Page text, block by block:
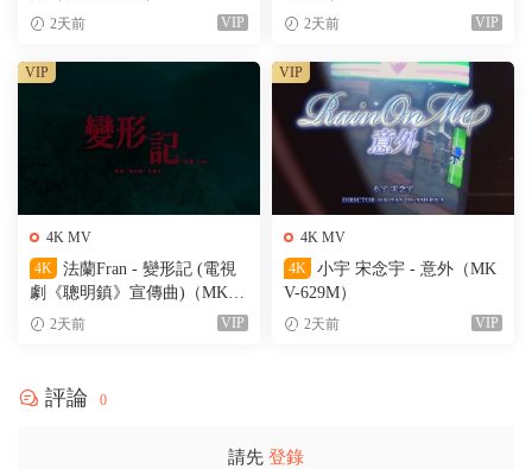
2天前 VIP 2天前 VIP
4K MV
4K
法蘭Fran - 變形記 (電視
劇《聰明鎮》宣傳曲)（MKV-
205M）
2天前 VIP
VIP
4K MV
4K
小宇 宋念宇 - 意外（MK
V-629M）
2天前 VIP
VIP
評論 0
請先 登錄